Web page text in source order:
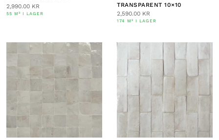
2,990.00 KR
55 M² I LAGER
TRANSPARENT 10×10
2,590.00 KR
174 M² I LAGER